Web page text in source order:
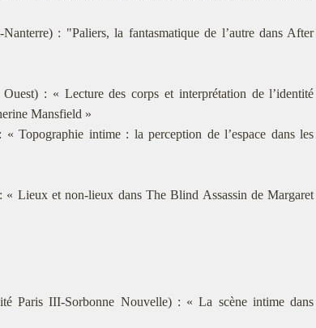
: "Paliers, la fantasmatique de l’autre dans After
: « Lecture des corps et interprétation de l’identité
Mansfield »
intime : la perception de l’espace dans les
Lieux et non-lieux dans The Blind Assassin de Margaret
Paris III-Sorbonne Nouvelle) : « La scène intime dans